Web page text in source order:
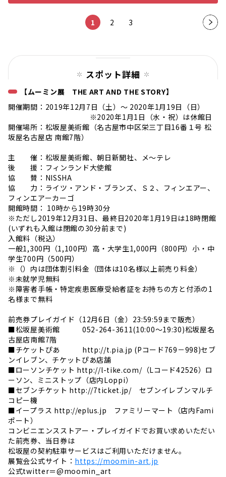
1 2 3
次の
スポット詳細
【ムーミン展 THE ART AND THE STORY】
開催期間：2019年12月7日（土）〜 2020年1月19日（日）
※2020年1月1日（水・祝）は休館日
開催場所：松坂屋美術館（名古屋市中区栄三丁目16番１号 松
坂屋名古屋店 南館7階）
主 催：松坂屋美術館、朝日新聞社、メ～テレ
後 援：フィンランド大使館
協 賛：NISSHA
協 力：ライツ・アンド・ブランズ、Ｓ２、フィンエアー、
フィンエアーカーゴ
開館時間： 10時から19時30分
※ただし2019年12月31日、最終日2020年1月19日は18時閉館
(いずれも入館は閉館の30分前まで)
入館料（税込）
一般1,300円（1,100円）高・大学生1,000円（800円）小・中
学生700円（500円）
※（）内は団体割引料金（団体は10名様以上前売り料金）
※未就学児無料
※障害者手帳・特定疾患医療受給者証をお持ちの方と付添の1
名様まで無料
前売券プレイガイド（12月6日（金）23:59:59まで販売）
■松坂屋美術館 052-264-3611(10:00～19:30)松坂屋名
古屋店南館7階
■チケットぴあ http://t.pia.jp (Pコード769－998)セブ
ンイレブン、チケットぴあ店舗
■ローソンチケット http://l-tike.com/（Lコード42526）ロ
ーソン、ミニストップ（店内Loppi）
■セブンチケット http://7ticket.jp/ セブンイレブンマルチ
コピー機
■イープラス http://eplus.jp ファミリーマート（店内Fami
ポート）
コンビニエンスストアー・プレイガイドでお買い求めいただい
た前売券、当日券は
松坂屋の契約駐車サービスはご利用いただけません。
展覧会公式サイト： https://moomin-art.jp
公式twitter＝@moomin_art